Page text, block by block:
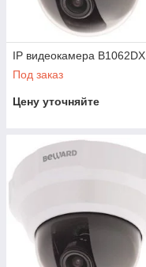
IP видеокамера B1062DX
Под заказ
Цену уточняйте